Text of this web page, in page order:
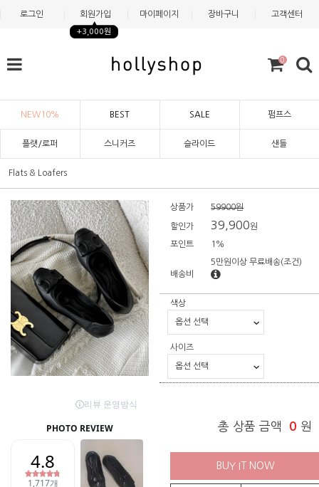
로그인 회원가입
+3,000원
마이페이지 장바구니 고객센터
0
NEW10% BEST SALE 펌프스
플랫/로퍼 스니커즈 슬라이드 샌들
Flats & Loafers
상품가 59900원
할인가 39,900원
포인트 1%
배송비
5만원이상 무료배송(조건)
색상
사이즈
총 상품 금액 0 원
BUY IT NOW